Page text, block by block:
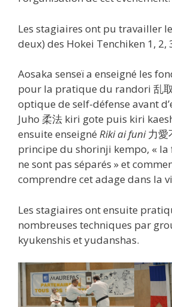
Les stagiaires ont pu travailler
deux) des Hokei Tenchiken 1, 2,
Aosaka senseï a enseigné les
pour la pratique du randori 乱
optique de self-défense avant
Juho 柔法 kiri gote puis kiri
ensuite enseigné Riki ai funi力愛
principe du shorinji kempo, « la
ne sont pas séparés » et
comprendre cet adage dans la
Les stagiaires ont ensuite
nombreuses techniques par
kyukenshis et yudanshas.